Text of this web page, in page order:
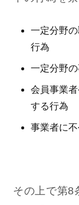
一定分野
行為
一定分野
会員事業
する行為
事業者に
その上で第8